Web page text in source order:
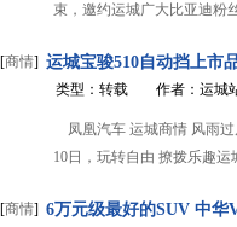
束，邀约运城广大比亚迪粉
[商情] 运城宝骏510自动挡上市
类型：转载 作者：运城
凤凰汽车 运城商情 风雨
10日，玩转自由 撩拨乐趣运
[商情] 6万元级最好的SUV 中华